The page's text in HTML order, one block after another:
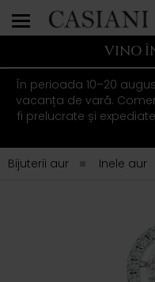
VINO
În perioada 10–20
vacanța de vară.
fi prelucrate și
Bijuterii aur
Inele aur